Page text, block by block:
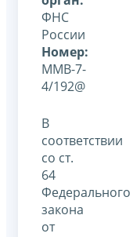
ФНС
России
Номер:
ММВ-7-
4/192@
В
соответствии
со ст.
64
Федерального
закона
от